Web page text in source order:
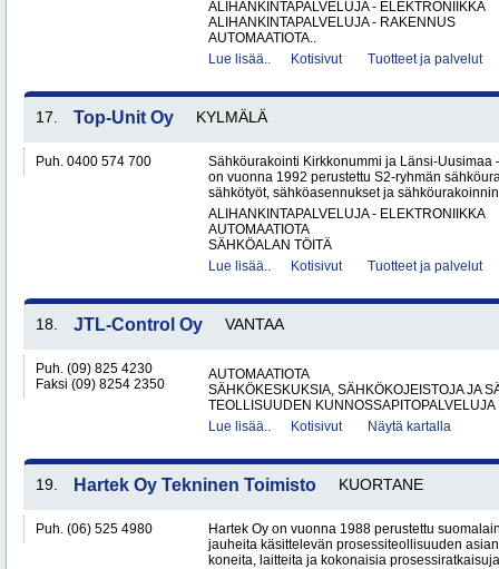
ALIHANKINTAPALVELUJA - ELEKTRONIIKKA
ALIHANKINTAPALVELUJA - RAKENNUS
AUTOMAATIOTA..
Lue lisää..
Kotisivut Tuotteet ja palvelut
17. Top-Unit Oy KYLMÄLÄ
Puh. 0400 574 700
Sähköurakointi Kirkkonummi ja Länsi-Uusimaa
on vuonna 1992 perustettu S2-ryhmän
sähkötyöt, sähköasennukset ja
ALIHANKINTAPALVELUJA - ELEKTRONIIKKA
AUTOMAATIOTA
SÄHKÖALAN TÖITÄ
Lue lisää..
Kotisivut Tuotteet ja palvelut
18. JTL-Control Oy VANTAA
Puh. (09) 825 4230
Faksi (09) 8254 2350
AUTOMAATIOTA
SÄHKÖKESKUKSIA, SÄHKÖKOJEISTOJA JA
TEOLLISUUDEN KUNNOSSAPITOPALVELUJA
Lue lisää..
Kotisivut Näytä kartalla
19. Hartek Oy Tekninen Toimisto KUORTANE
Puh. (06) 525 4980
Hartek Oy on vuonna 1988 perustettu
jauheita käsittelevän prosessiteollisuuden
koneita, laitteita ja kokonaisia